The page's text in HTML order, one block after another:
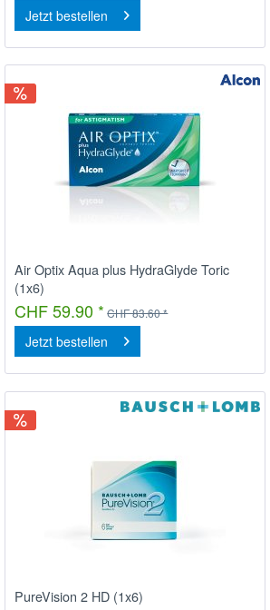
Jetzt bestellen
Air Optix Aqua plus HydraGlyde Toric
(1x6)
CHF 59.90 * CHF 83.60 *
Jetzt bestellen
PureVision 2 HD (1x6)